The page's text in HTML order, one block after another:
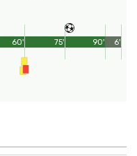
90'
60' 75' 6'